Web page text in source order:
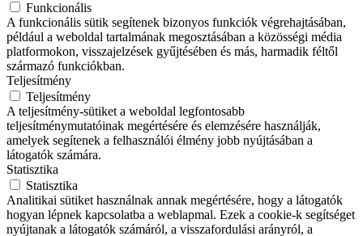
Funkcionális
A funkcionális sütik segítenek bizonyos funkciók végrehajtásában,
például a weboldal tartalmának megosztásában a közösségi média
platformokon, visszajelzések gyűjtésében és más, harmadik féltől
származó funkciókban.
Teljesítmény
Teljesítmény
A teljesítmény-sütiket a weboldal legfontosabb
teljesítménymutatóinak megértésére és elemzésére használják,
amelyek segítenek a felhasználói élmény jobb nyújtásában a
látogatók számára.
Statisztika
Statisztika
Analitikai sütiket használnak annak megértésére, hogy a látogatók
hogyan lépnek kapcsolatba a weblapmal. Ezek a cookie-k segítséget
nyújtanak a látogatók számáról, a visszafordulási arányról, a